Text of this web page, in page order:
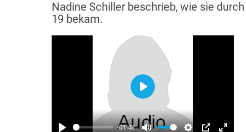
Nadine Schiller beschrieb, wie sie
19 bekam.